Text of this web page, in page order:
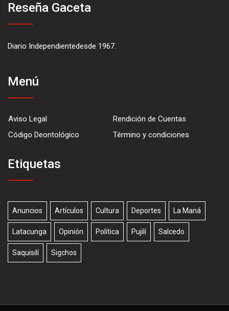
Reseña Gaceta
Diario Independientedesde 1967.
Menú
Aviso Legal
Rendición de Cuentas
Código Deontológico
Término y condiciones
Etiquetas
Anuncios Artículos Cultura Deportes La Maná
Latacunga Opinión Política Pujilí Salcedo
Saquisilí Sigchos